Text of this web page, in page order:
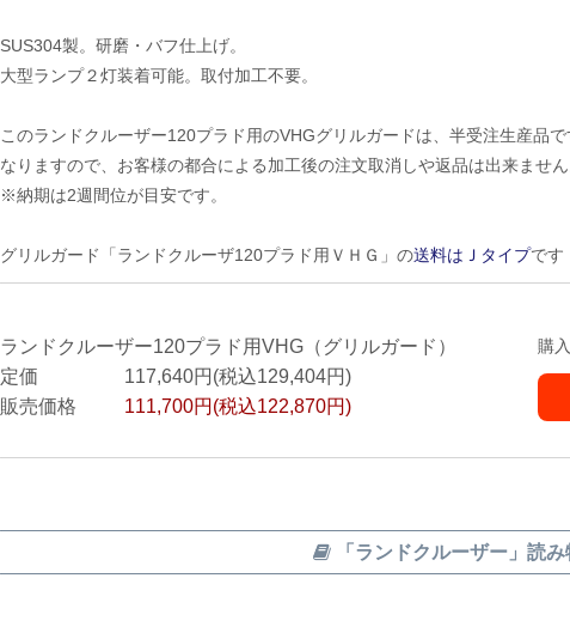
SUS304製。研磨・バフ仕上げ。
大型ランプ２灯装着可能。取付加工不要。
このランドクルーザー120プラド用のVHGグリルガードは、半受注生産品
なりますので、お客様の都合による加工後の注文取消しや返品は出来ません
※納期は2週間位が目安です。
グリルガード「ランドクルーザ120プラド用ＶＨＧ」の送料はＪタイプです
ランドクルーザー120プラド用VHG（グリルガード）
定価
117,640円(税込129,404円)
販売価格
111,700円(税込122,870円)
購
「ランドクルーザー」読み